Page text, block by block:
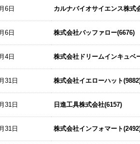
リーダー電子(6867)
今すぐ登録
東テク(9960)
今すぐ登録
アナリストレポート（シェアードリサー
ＳＢＳホールディングス(2384)
今すぐ登録
2026年12月期 第２四半期決算説明資料
レント(372A)
今すぐ登録
静銀リース株式会社との業務提携に関する
「熊本中央センター」 新規開設のお知らせ
6日 カルナバイオサイエンス株式
6日 株式会社バッファロー(6676)
4日 株式会社ドリームインキュベ
31日 株式会社イエローハット
31日 日進工具株式会社(6157)
31日 株式会社インフォマート
れまで開催した、個人投資家向けIRセ
後のスケジュールにつきましては、こ
3 カバー(5253)の掲載を開始いたしました。
3日本テクノ・ラボ(3849)の掲載を開始いた
21 梅の花グループ(7604)の掲載を開始いたし
【ニュースリリース】「WEB海外
【ご提案書】戦略的グローバルＩ
規掲載企業